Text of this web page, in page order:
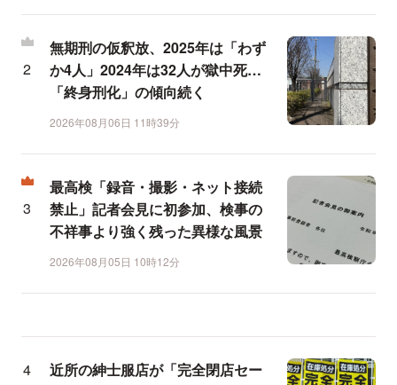
無期刑の仮釈放、2025年は「わず
か4人」2024年は32人が獄中死…
「終身刑化」の傾向続く
2026年08月06日 11時39分
最高検「録音・撮影・ネット接続
禁止」記者会見に初参加、検事の
不祥事より強く残った異様な風景
2026年08月05日 10時12分
近所の紳士服店が「完全閉店セー